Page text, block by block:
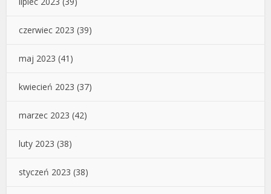
czerwiec 2023 (39)
maj 2023 (41)
kwiecień 2023 (37)
marzec 2023 (42)
luty 2023 (38)
styczeń 2023 (38)